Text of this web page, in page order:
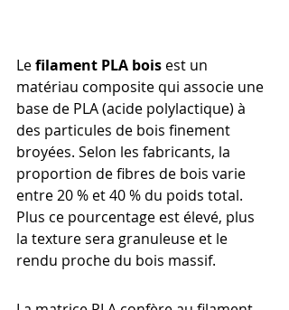
Le filament PLA bois est un
matériau composite qui associe une
base de PLA (acide polylactique) à
des particules de bois finement
broyées. Selon les fabricants, la
proportion de fibres de bois varie
entre 20 % et 40 % du poids total.
Plus ce pourcentage est élevé, plus
la texture sera granuleuse et le
rendu proche du bois massif.